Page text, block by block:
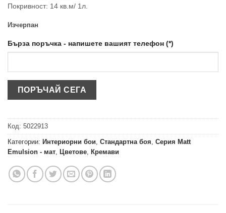
Покривност: 14 кв.м/ 1л.
Изчерпан
Бърза поръчка - напишете вашият телефон (*)
Код: 5022913
Категории: Интериорни бои Стандартна боя Серия Matt
Emulsion - мат Цветове Кремави